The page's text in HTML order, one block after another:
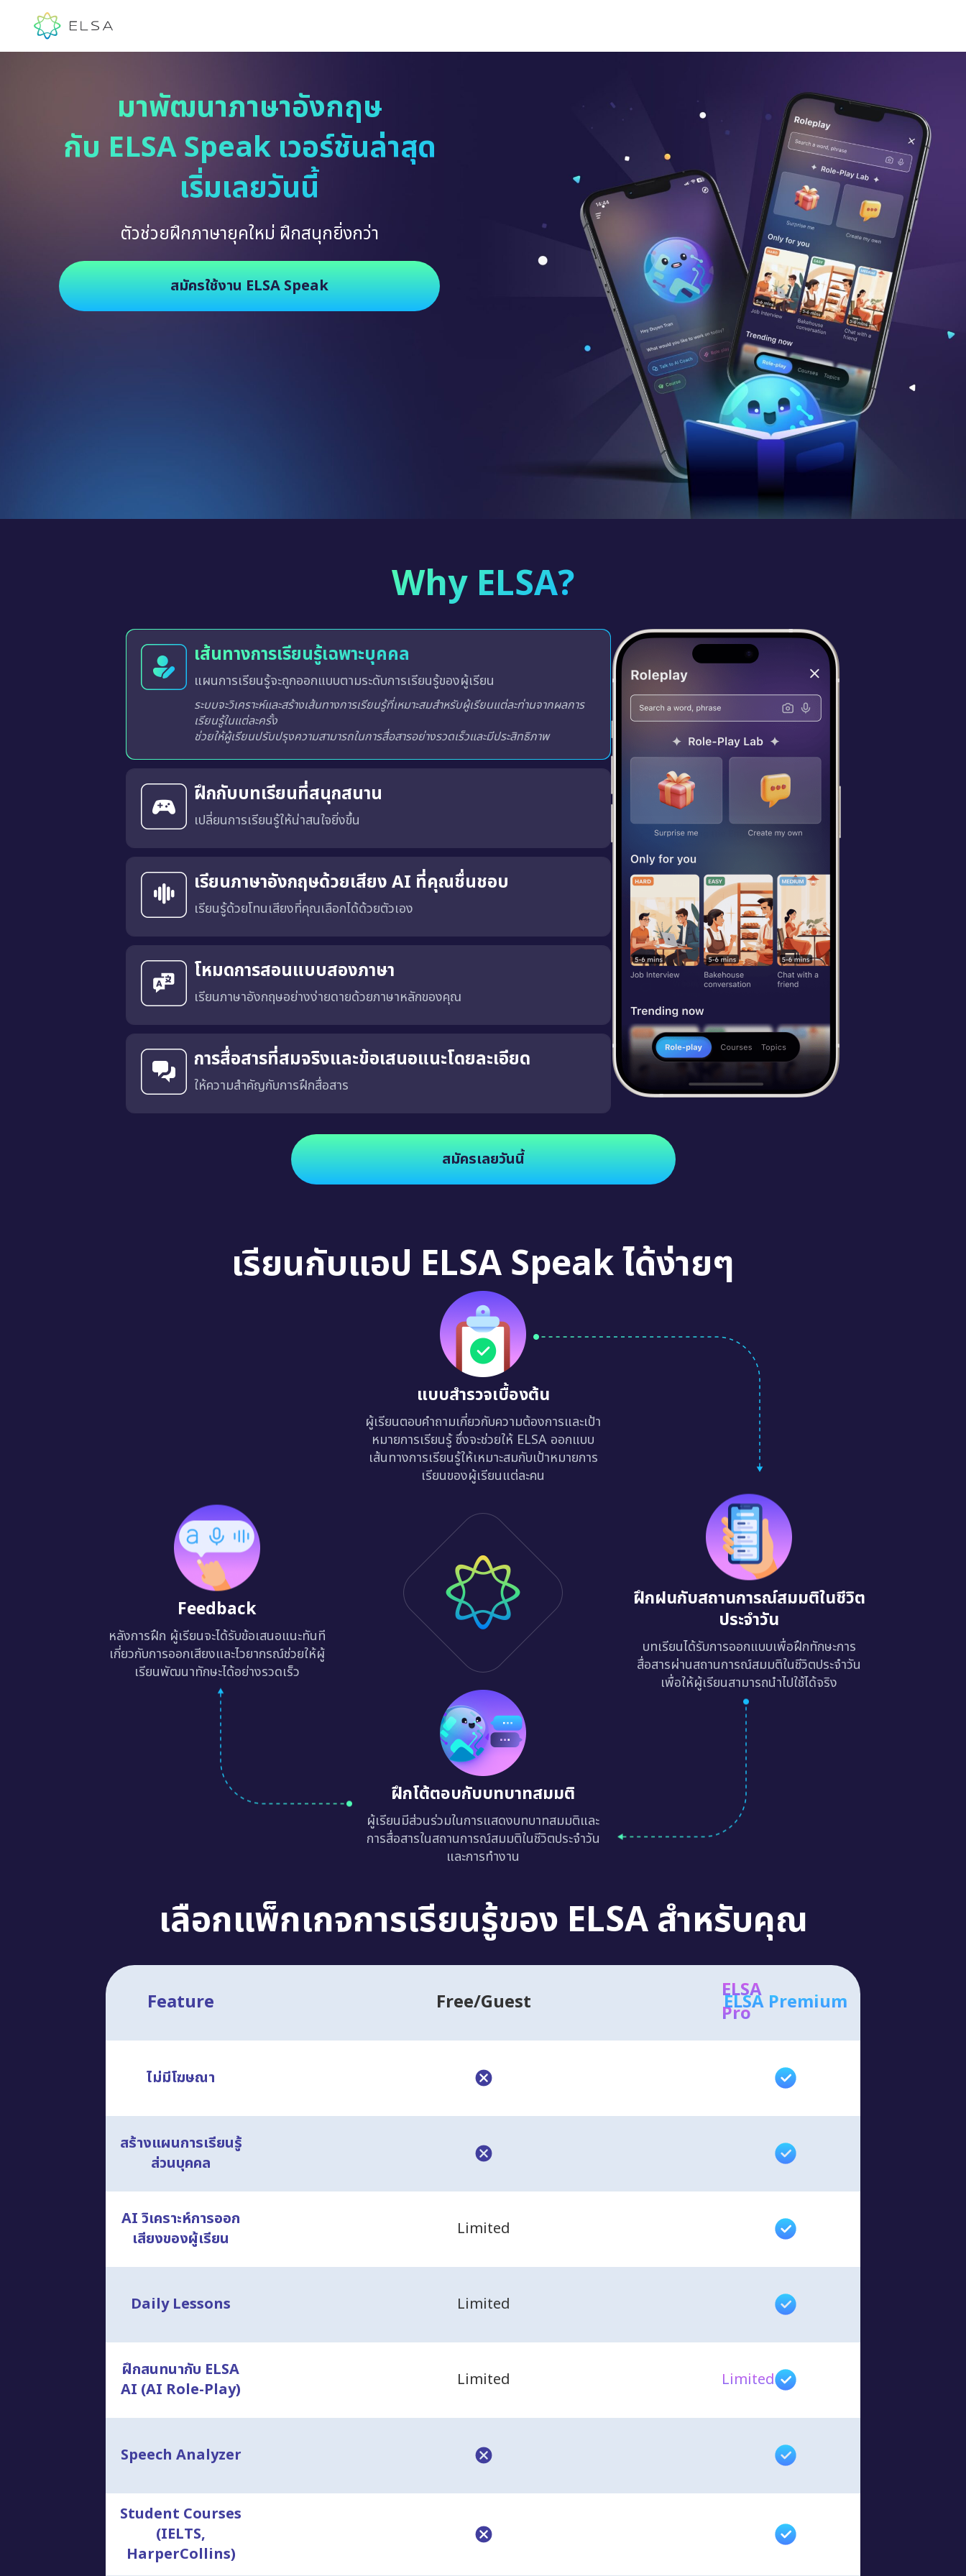
มาพัฒนาภาษาอังกฤษ
กับ ELSA Speak เวอร์ชันล่าสุด
เริ่มเลยวันนี้
ตัวช่วยฝึกภาษายุคใหม่ ฝึกสนุกยิ่งกว่า
สมัครใช้งาน ELSA Speak
Why ELSA?
เส้นทางการเรียนรู้เฉพาะบุคคล
แผนการเรียนรู้จะถูกออกแบบตามระดับการเรียนรู้ของผู้เรียน
ฝึกกับบทเรียนที่สนุกสนาน
เปลี่ยนการเรียนรู้ให้น่าสนใจยิ่งขึ้น
บทเรียนได้รับการออกแบบในรูปแบบการฝึกโต้ตอบ ซึ่งจะมีการให้คะแนน วัดระดับและจัด
ลำดับในกระดานผู้นำ ช่วยสร้างสภาพแวดล้อมการเรียนรู้ที่สร้างแรงบันดาลใจ น่าตื่นเต้นและ
ไม่น่าเบื่ออีกต่อไป
เรียนภาษาอังกฤษด้วยเสียง AI ที่คุณชื่นชอบ
เรียนรู้ด้วยโทนเสียงที่คุณเลือกได้ด้วยตัวเอง
โหมดการสอนแบบสองภาษา
เรียนภาษาอังกฤษอย่างง่ายดายด้วยภาษาหลักของคุณ
การสื่อสารที่สมจริงและข้อเสนอแนะโดยละเอียด
ให้ความสำคัญกับการฝึกสื่อสาร
สมัครเลยวันนี้
เรียนกับแอป ELSA Speak ได้ง่ายๆ
แบบสำรวจเบื้องต้น
ผู้เรียนตอบคำถามเกี่ยวกับความต้องการและเป้า
หมายการเรียนรู้ ซึ่งจะช่วยให้ ELSA ออกแบบ
เส้นทางการเรียนรู้ให้เหมาะสมกับเป้าหมายการ
เรียนของผู้เรียนแต่ละคน
ฝึกฝนกับสถานการณ์สมมติในชีวิต
ประจำวัน
บทเรียนได้รับการออกแบบเพื่อฝึกทักษะการ
สื่อสารผ่านสถานการณ์สมมติในชีวิตประจำวัน
เพื่อให้ผู้เรียนสามารถนำไปใช้ได้จริง
ฝึกโต้ตอบกับบทบาทสมมติ
ผู้เรียนมีส่วนร่วมในการแสดงบทบาทสมมติและ
การสื่อสารในสถานการณ์สมมติในชีวิตประจำวัน
และการทำงาน
Feedback
หลังการฝึก ผู้เรียนจะได้รับข้อเสนอแนะทันที
เกี่ยวกับการออกเสียงและไวยากรณ์ช่วยให้ผู้
เรียนพัฒนาทักษะได้อย่างรวดเร็ว
เลือกแพ็กเกจการเรียนรู้ของ ELSA สำหรับคุณ
Feature Free/Guest
ELSA
Pro
ELSA Premium
ไม่มีโฆษณา
สร้างแผนการเรียนรู้
ส่วนบุคคล
AI วิเคราะห์การออก
เสียงของผู้เรียน
Limited
Daily Lessons Limited
ฝึกสนทนากับ ELSA
AI (AI Role-Play)
Limited Limited
Speech Analyzer
Student Courses
(IELTS,
HarperCollins)